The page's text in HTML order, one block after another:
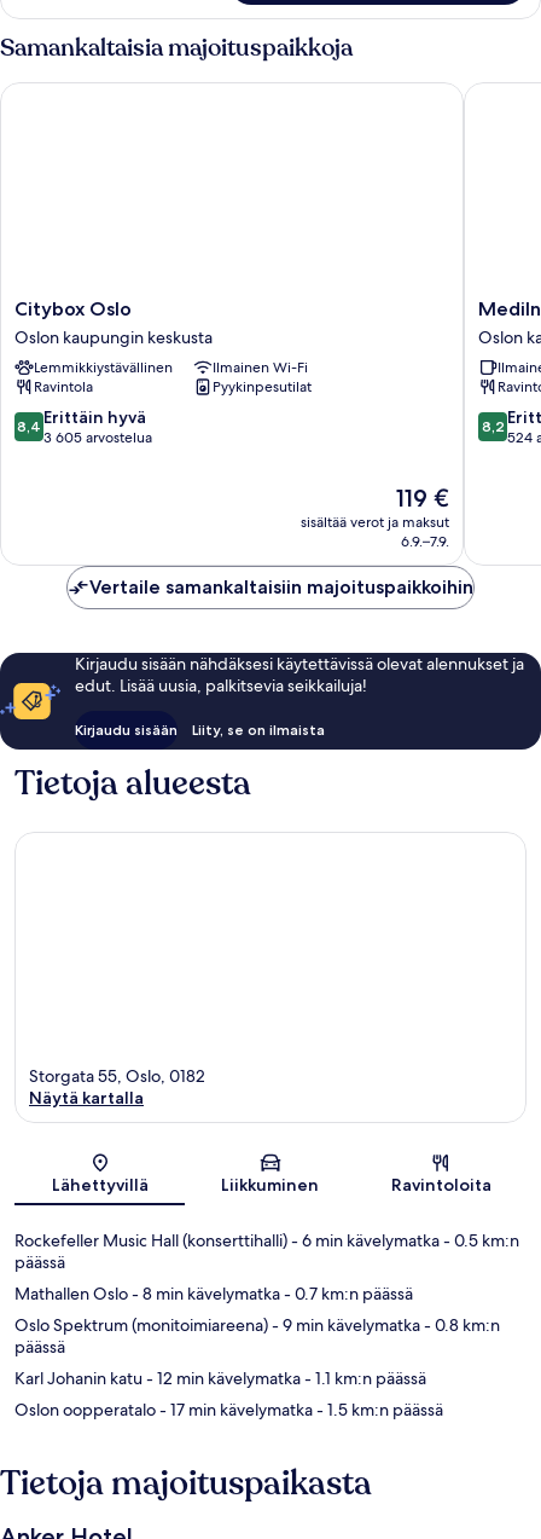
room
with
sofa
bed
Samankaltaisia majoituspaikkoja
Citybox
Oslo
Oslon
kaupungin
keskusta
Citybox Oslo
Oslon kaupungin keskusta
Lemmikkiystävällinen
Ilmainen Wi-Fi
Ravintola
Pyykinpesutilat
8.4
kautta
8,4 Erittäin hyvä
3 605 arvostelua
Hinta
119 €
119 €
sisältää verot ja maksut
6.9.–7.9.
Citybox Oslo
MediInn
Hotel
Oslo
Oslon
keskusta
Oslon
8.2
kautta
8,2
524
Vertaile samankaltaisiin majoituspaikkoihin
Kirjaudu sisään nähdäksesi käytettävissä olevat alennukset ja
edut. Lisää uusia, palkitsevia seikkailuja!
Kirjaudu sisään Liity, se on ilmaista
Tietoja alueesta
Kartta
Storgata 55, Oslo, 0182
Näytä kartalla
Lähettyvillä Liikkuminen Ravintoloita
Rockefeller Music Hall (konserttihalli)- 6 min kävelymatka- 0.5 km:n
päässä
Mathallen Oslo- 8 min kävelymatka- 0.7 km:n päässä
Oslo Spektrum (monitoimiareena)- 9 min kävelymatka- 0.8 km:n
päässä
Karl Johanin katu- 12 min kävelymatka- 1.1 km:n päässä
Oslon oopperatalo- 17 min kävelymatka- 1.5 km:n päässä
Tietoja majoituspaikasta